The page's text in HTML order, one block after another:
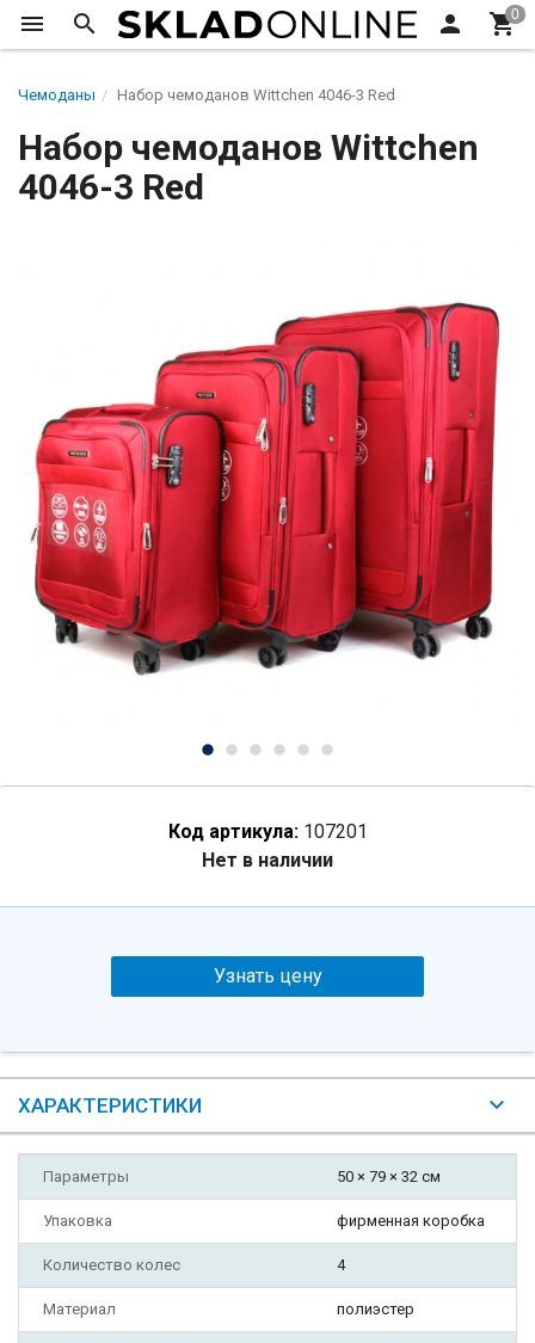
Чемоданы Набор чемоданов Wittchen 4046-3 Red
Набор чемоданов Wittchen
4046-3 Red
Код артикула: 107201
Нет в наличии
Узнать цену
ХАРАКТЕРИСТИКИ
Параметры 50 × 79 × 32 см
Упаковка фирменная коробка
Количество колес 4
Материал полиэстер